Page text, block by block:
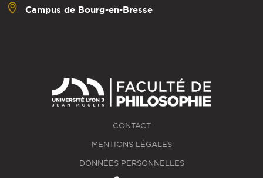
Campus de Bourg-en-Bresse
CONTACT
MENTIONS LÉGALES
DONNÉES PERSONNELLES